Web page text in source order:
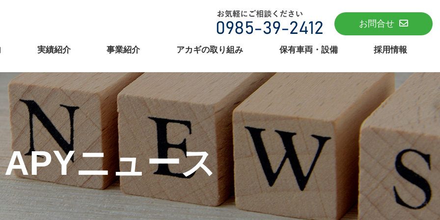
お問合せ
実績紹介 事業紹介 アカギの取り組み 保有車両・設備 採用情報
APYニュース